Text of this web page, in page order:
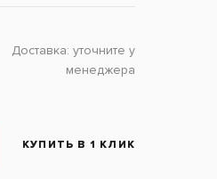
Доставка: уточните у
менеджера
КУПИТЬ В 1 КЛИК